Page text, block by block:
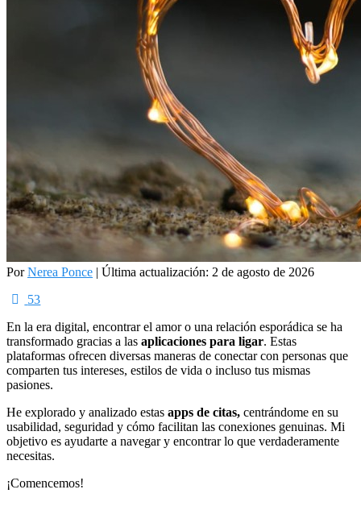
PorNerea Ponce | Última actualización: 2 de agosto de 2026
53
En la era digital, encontrar el amor o una relación esporádica se ha
transformado gracias a las aplicaciones para ligar. Estas
plataformas ofrecen diversas maneras de conectar con personas que
comparten tus intereses, estilos de vida o incluso tus mismas
pasiones.
He explorado y analizado estas apps de citas, centrándome en su
usabilidad, seguridad y cómo facilitan las conexiones genuinas. Mi
objetivo es ayudarte a navegar y encontrar lo que verdaderamente
necesitas.
¡Comencemos!